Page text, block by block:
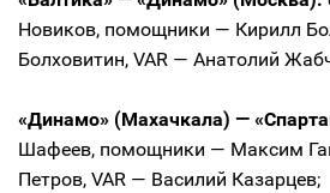
Новиков, помощники — Кирилл
Болховитин, VAR — Анатолий
«Динамо» (Махачкала) —
Шафеев, помощники — Максим
Петров, VAR — Василий Казарцев;